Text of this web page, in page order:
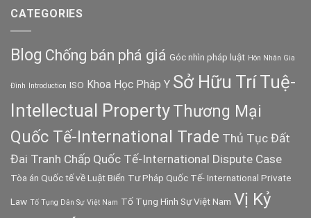
CATEGORIES
Blog Chống bán phá giá Góc nhìn pháp luật Hôn Nhân Gia
Đình Introduction ISO Khoa Học Pháp Y Sở Hữu Trí Tuệ-
Intellectual PropertyThương Mại
Quốc Tế-International Trade Thủ Tục Đất
Đai Tranh Chấp Quốc Tế-International Dispute Case
Tòa án Quốc tế về Luật Biển Tư Pháp Quốc Tế- International Private
Law Tố Tụng Dân Sự Việt Nam Tố Tụng Hình Sự Việt Nam Vị Kỷ